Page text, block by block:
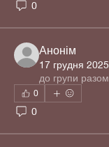
0
Анонім
17 грудня
до групи
0
0